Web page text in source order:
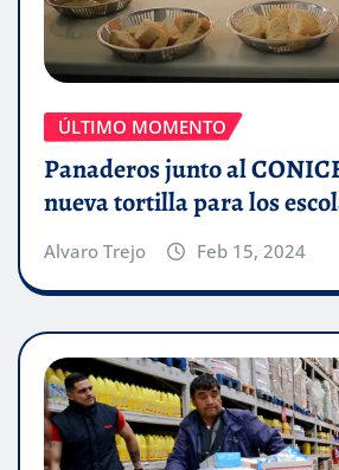
ÚLTIMO MOMENTO
Panaderos junto al
nueva tortilla para los
Alvaro Trejo Feb 15, 2024